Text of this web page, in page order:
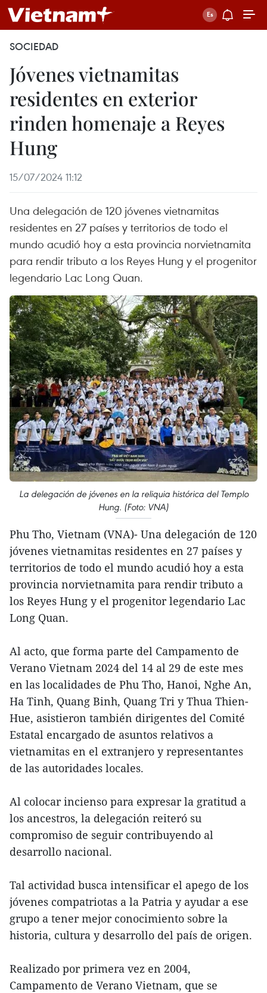
SOCIEDAD
Jóvenes vietnamitas
residentes en exterior
rinden homenaje a Reyes
Hung
15/07/2024 11:12
Una delegación de 120 jóvenes vietnamitas
residentes en 27 países y territorios de todo el
mundo acudió hoy a esta provincia norvietnamita
para rendir tributo a los Reyes Hung y el progenitor
legendario Lac Long Quan.
La delegación de jóvenes en la reliquia histórica del Templo
Hung. (Foto: VNA)
Phu Tho, Vietnam (VNA)- Una delegación de 120
jóvenes vietnamitas residentes en 27 países y
territorios de todo el mundo acudió hoy a esta
provincia norvietnamita para rendir tributo a
los Reyes Hung y el progenitor legendario Lac
Long Quan.
Al acto, que forma parte del Campamento de
Verano Vietnam 2024 del 14 al 29 de este mes
en las localidades de Phu Tho, Hanoi, Nghe An,
Ha Tinh, Quang Binh, Quang Tri y Thua Thien-
Hue, asistieron también dirigentes del Comité
Estatal encargado de asuntos relativos a
vietnamitas en el extranjero y representantes
de las autoridades locales.
Al colocar incienso para expresar la gratitud a
los ancestros, la delegación reiteró su
compromiso de seguir contribuyendo al
desarrollo nacional.
Tal actividad busca intensificar el apego de los
jóvenes compatriotas a la Patria y ayudar a ese
grupo a tener mejor conocimiento sobre la
historia, cultura y desarrollo del país de origen.
Realizado por primera vez en 2004,
Campamento de Verano Vietnam, que se